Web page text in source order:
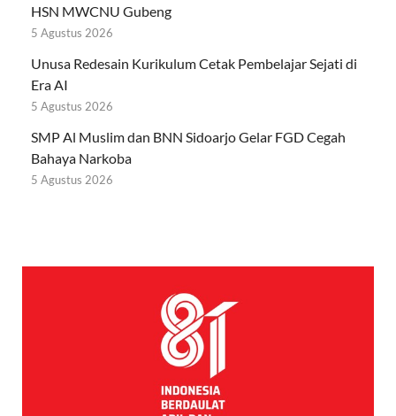
HSN MWCNU Gubeng
5 Agustus 2026
Unusa Redesain Kurikulum Cetak Pembelajar Sejati di
Era AI
5 Agustus 2026
SMP Al Muslim dan BNN Sidoarjo Gelar FGD Cegah
Bahaya Narkoba
5 Agustus 2026